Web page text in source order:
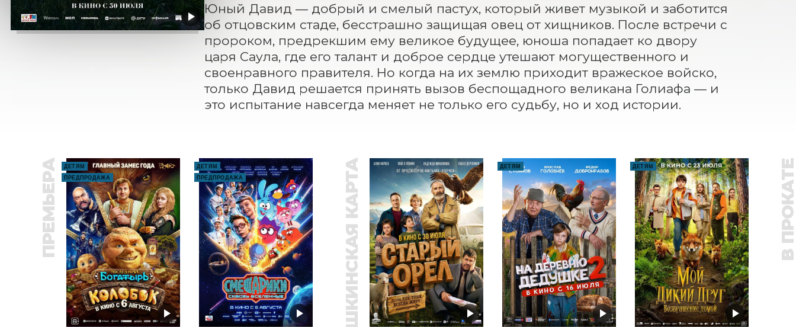
Юный Давид — добрый и смелый пастух, который живет музыкой и заботится
об отцовским стаде, бесстрашно защищая овец от хищников. После встречи с
пророком, предрекшим ему великое будущее, юноша попадает ко двору
царя Саула, где его талант и доброе сердце утешают могущественного и
своенравного правителя. Но когда на их землю приходит вражеское войско,
только Давид решается принять вызов беспощадного великана Голиафа — и
это испытание навсегда меняет не только его судьбу, но и ход истории.
ПРЕМЬЕРА
ДЕТЯМ
ПРЕДПРОДАЖА
ДЕТЯМ
ПРЕДПРОДАЖА
ПУШКИНСКАЯ КАРТА ДЕТЯМ ДЕТЯМ В